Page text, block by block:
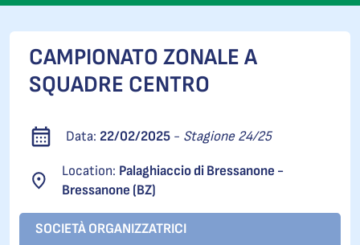
CAMPIONATO ZONALE A
SQUADRE CENTRO
Data: 22/02/2025 - Stagione 24/25
Location: Palaghiaccio di Bressanone -
Bressanone (BZ)
SOCIETÀ ORGANIZZATRICI